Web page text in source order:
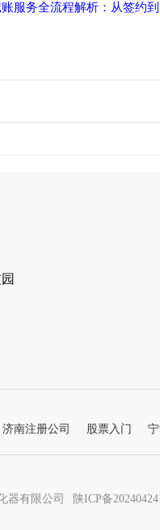
服务全流程解析：从签约
济南注册公司 股票入门
器有限公司 陕ICP备